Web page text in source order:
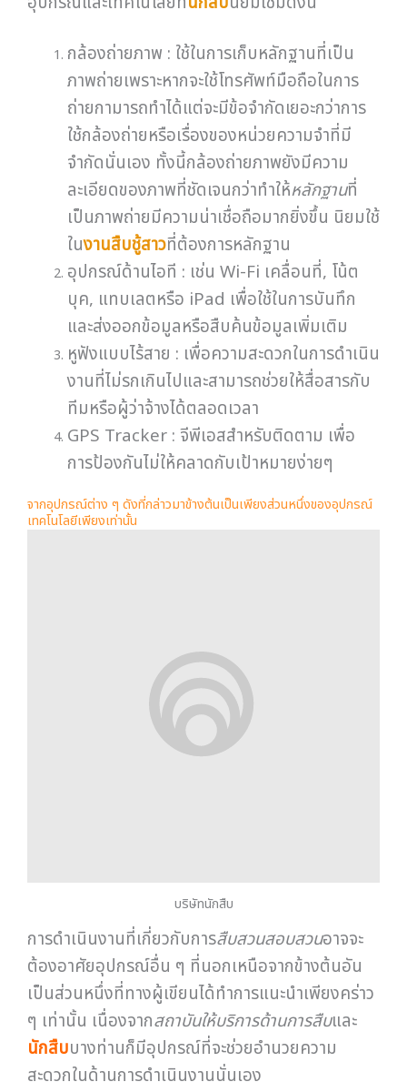
กล้องถ่ายภาพ : ใช้ในการเก็บหลักฐานที่เป็น
ภาพถ่ายเพราะหากจะใช้โทรศัพท์มือถือในการ
ถ่ายกามารถทำได้แต่จะมีข้อจำกัดเยอะกว่าการ
ใช้กล้องถ่ายหรือเรื่องของหน่วยความจำที่มี
จำกัดนั่นเอง ทั้งนี้กล้องถ่ายภาพยังมีความ
ละเอียดของภาพที่ชัดเจนกว่าทำให้หลักฐานที่
เป็นภาพถ่ายมีความน่าเชื่อถือมากยิ่งขึ้น นิยมใช้
ในงานสืบชู้สาวที่ต้องการหลักฐาน
อุปกรณ์ด้านไอที : เช่น Wi-Fi เคลื่อนที่, โน้ต
บุค, แทบเลตหรือ iPad เพื่อใช้ในการบันทึก
และส่งออกข้อมูลหรือสืบค้นข้อมูลเพิ่มเติม
หูฟังแบบไร้สาย : เพื่อความสะดวกในการดำเนิน
งานที่ไม่รกเกินไปและสามารถช่วยให้สื่อสารกับ
ทีมหรือผู้ว่าจ้างได้ตลอดเวลา
GPS Tracker : จีพีเอสสำหรับติดตาม เพื่อ
การป้องกันไม่ให้คลาดกับเป้าหมายง่ายๆ
จากอุปกรณ์ต่าง ๆ ดังที่กล่าวมาข้างต้นเป็นเพียงส่วนหนึ่งของอุปกรณ์
เทคโนโลยีเพียงเท่านั้น
เป็นส่วนหนึ่งที่ทางผู้เขียนได้ทำการแนะนำเพียงคร่าว
ๆ เท่านั้น เนื่องจากสถาบันให้บริการด้านการสืบและ
นักสืบบางท่านก็มีอุปกรณ์ที่จะช่วยอำนวยความ
สะดวกในด้านการดำเนินงานนั่นเอง
บทความโดย : ทีมงาน คอนเทนต์ ครีเอเตอร์
นักสืบแห่งประเทศไทย
บริษัทนักสืบเอกชน